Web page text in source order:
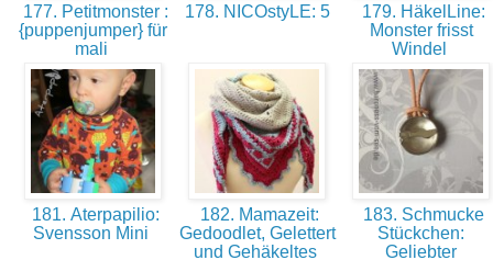
177. Petitmonster :
{puppenjumper} für
mali
178. NICOstyLE: 5
179. HäkelLine:
Monster frisst
Windel
181. Aterpapilio:
Svensson Mini
182. Mamazeit:
Gedoodlet, Gelettert
und Gehäkeltes
183. Schmucke
Stückchen:
Geliebter